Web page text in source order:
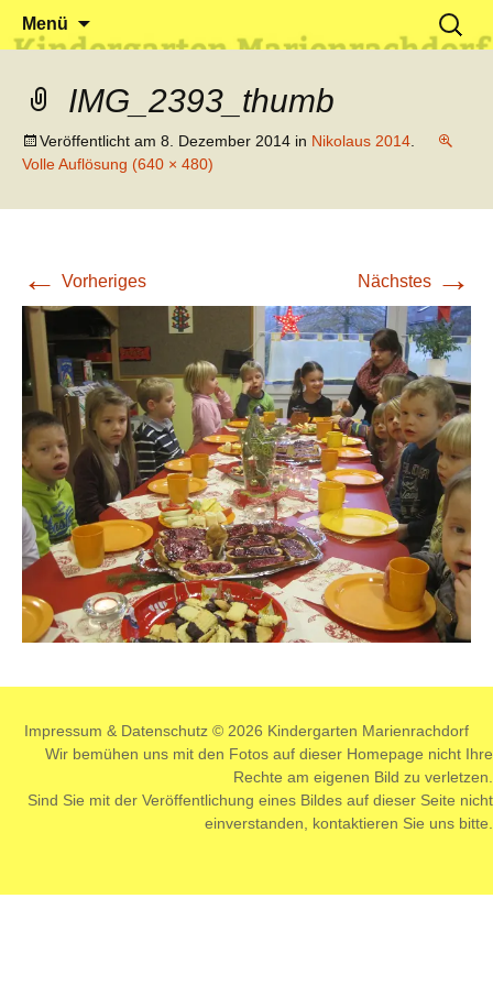
Kindergarten Marienrachdorf
Klein reingehen – Groß rauskommen
Menü
Suchen
nach:
IMG_2393_thumb
Veröffentlicht am 8. Dezember 2014 in Nikolaus 2014
Volle Auflösung (640 × 480)
← Vorheriges Nächstes →
Impressum & Datenschutz © 2026 Kindergarten Marienrachdorf
Wir bemühen uns mit den Fotos auf dieser Homepage nicht Ihre
Rechte am eigenen Bild zu verletzen.
Sind Sie mit der Veröffentlichung eines Bildes auf dieser Seite nicht
einverstanden, kontaktieren Sie uns bitte.